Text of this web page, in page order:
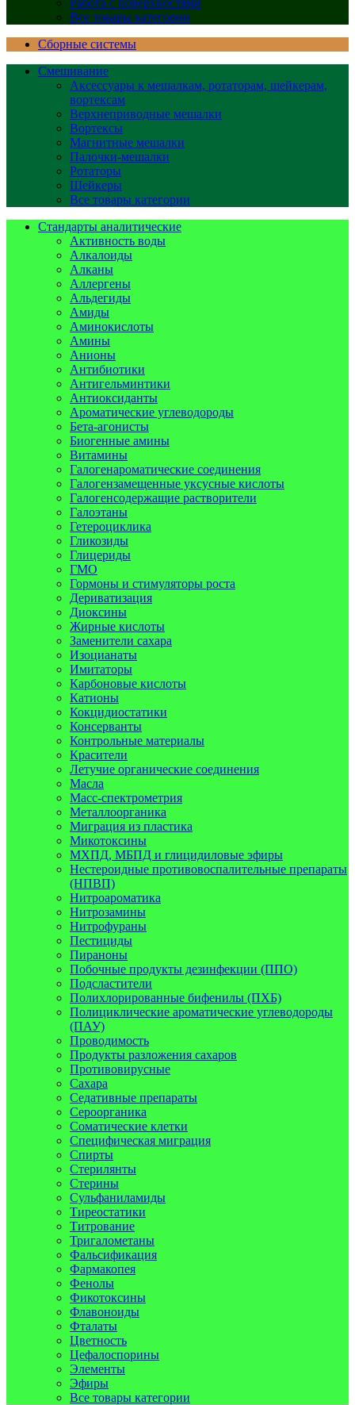
Работа с поверхностями
Все товары категории
Сборные системы
Смешивание
Аксессуары к мешалкам, ротаторам, шейкерам,
вортексам
Верхнеприводные мешалки
Вортексы
Магнитные мешалки
Палочки-мешалки
Ротаторы
Шейкеры
Все товары категории
Стандарты аналитические
Активность воды
Алкалоиды
Алканы
Аллергены
Альдегиды
Амиды
Аминокислоты
Амины
Анионы
Антибиотики
Антигельминтики
Антиоксиданты
Ароматические углеводороды
Бета-агонисты
Биогенные амины
Витамины
Галогенароматические соединения
Галогензамещенные уксусные кислоты
Галогенсодержащие растворители
Галоэтаны
Гетероциклика
Гликозиды
Глицериды
ГМО
Гормоны и стимуляторы роста
Дериватизация
Диоксины
Жирные кислоты
Заменители сахара
Изоцианаты
Имитаторы
Карбоновые кислоты
Катионы
Кокцидиостатики
Консерванты
Контрольные материалы
Красители
Летучие органические соединения
Масла
Масс-спектрометрия
Металлоорганика
Миграция из пластика
Микотоксины
МХПД, МБПД и глицидиловые эфиры
Нестероидные противовоспалительные препараты
(НПВП)
Нитроароматика
Нитрозамины
Нитрофураны
Пестициды
Пираноны
Побочные продукты дезинфекции (ППО)
Подсластители
Полихлорированные бифенилы (ПХБ)
Полициклические ароматические углеводороды
(ПАУ)
Проводимость
Продукты разложения сахаров
Противовирусные
Сахара
Седативные препараты
Сероорганика
Соматические клетки
Специфическая миграция
Спирты
Стерилянты
Стерины
Сульфаниламиды
Тиреостатики
Титрование
Тригалометаны
Фальсификация
Фармакопея
Фенолы
Фикотоксины
Флавоноиды
Фталаты
Цветность
Цефалоспорины
Элементы
Эфиры
Все товары категории